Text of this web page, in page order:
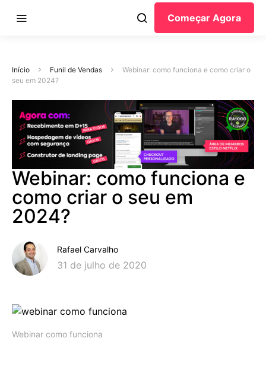
Começar Agora
Início Funil de Vendas
Webinar: como funciona e como criar o
seu em 2024?
Webinar: como funciona e
como criar o seu em
2024?
Rafael Carvalho
31 de julho de 2020
Webinar como funciona